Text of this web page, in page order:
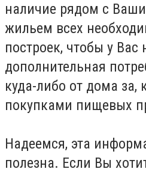
наличие рядом с
жильем всех
построек, чтобы у Вас
дополнительная
куда-либо от дома за,
покупками пищевых
Надеемся, эта
полезна. Если Вы